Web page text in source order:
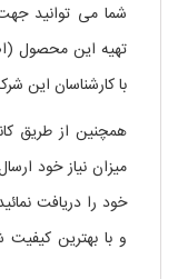
شما می توانید
تهیه این محصول
با کارشناسان این
همچنین از طریق
میزان نیاز خود
خود را دریافت
و با بهترین کیفیت